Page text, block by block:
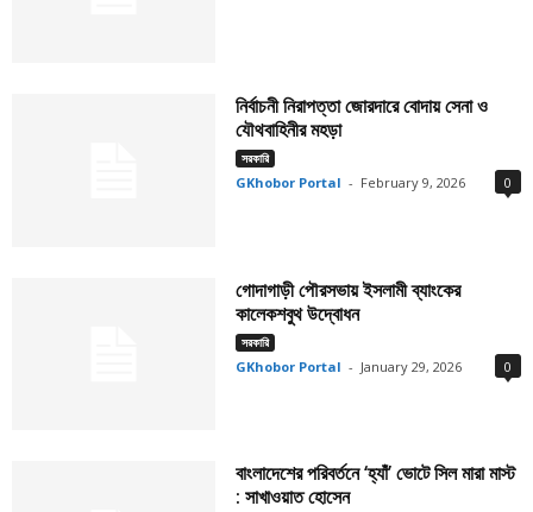
নির্বাচনী নিরাপত্তা জোরদারে বোদায় সেনা ও
যৌথবাহিনীর মহড়া
সরকারি
GKhobor Portal - February 9, 2026 0
গোদাগাড়ী পৌরসভায় ইসলামী ব্যাংকের
কালেকশবুথ উদ্বোধন
সরকারি
GKhobor Portal - January 29, 2026 0
বাংলাদেশের পরিবর্তনে ‘হ্যাঁ’ ভোটে সিল মারা মাস্ট
: সাখাওয়াত হোসেন